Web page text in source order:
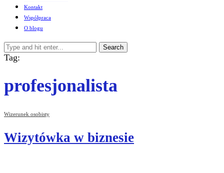
Kontakt
Współpraca
O blogu
Search
Tag:
profesjonalista
Wizerunek osobisty
Wizytówka w biznesie